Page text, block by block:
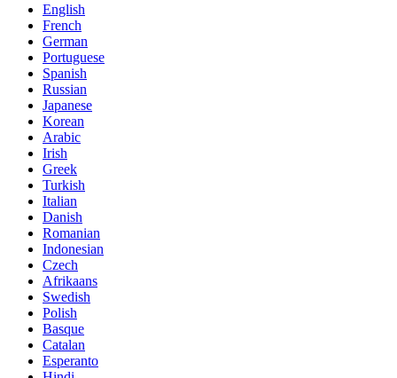
English
French
German
Portuguese
Spanish
Russian
Japanese
Korean
Arabic
Irish
Greek
Turkish
Italian
Danish
Romanian
Indonesian
Czech
Afrikaans
Swedish
Polish
Basque
Catalan
Esperanto